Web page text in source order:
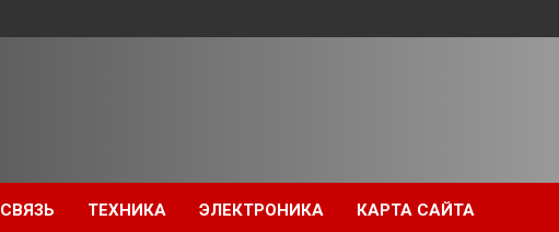
СВЯЗЬ ТЕХНИКА ЭЛЕКТРОНИКА КАРТА САЙТА